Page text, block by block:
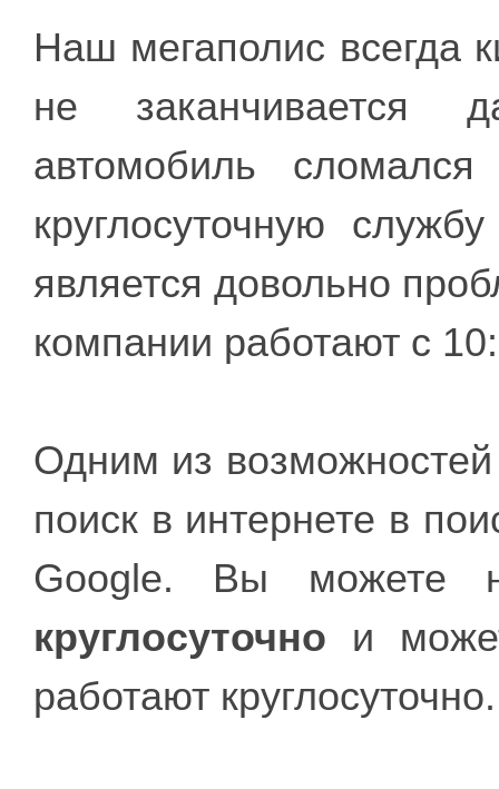
Наш мегаполис всегда
не
автомобиль
круглосуточную
является довольно
компании работают с
Одним из возможностей
поиск в интернете в
Google. Вы можете
круглосуточно и
работают круглосуточно.